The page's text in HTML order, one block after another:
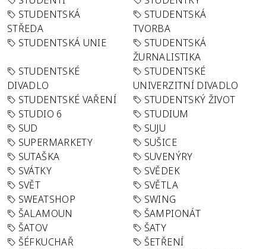
STUDENTSKÁ
STŘEDA
STUDENTSKÁ
TVORBA
STUDENTSKÁ UNIE
STUDENTSKÁ
ŽURNALISTIKA
STUDENTSKÉ
DIVADLO
STUDENTSKÉ
UNIVERZITNÍ DIVADLO
STUDENTSKÉ VAŘENÍ
STUDENTSKÝ ŽIVOT
STUDIO 6
STUDIUM
SUD
SUJU
SUPERMARKETY
SUŠICE
SUTAŠKA
SUVENÝRY
SVÁTKY
SVĚDEK
SVĚT
SVĚTLA
SWEATSHOP
SWING
ŠALAMOUN
ŠAMPIONÁT
ŠATOV
ŠATY
ŠÉFKUCHAŘ
ŠETŘENÍ